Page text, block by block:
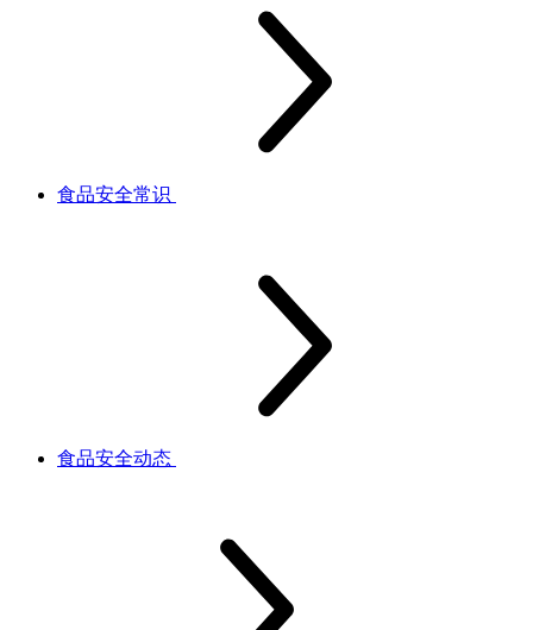
食品安全常识
食品安全动态